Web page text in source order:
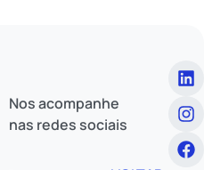
Nos acompanhe
nas redes sociais